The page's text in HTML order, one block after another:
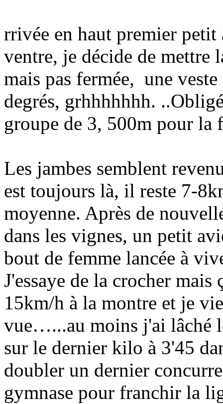
rrivée en haut premier
ventre, je décide de mettre
mais pas fermée, une
degrés, grhhhhhhh.
groupe de 3, 500m pour la
Les jambes semblent
est toujours là, il reste 7-
moyenne. Après de
dans les vignes, un petit
bout de femme lancée à
J'essaye de la crocher
15km/h à la montre et je
vue…...au moins j'ai lâché
sur le dernier kilo à 3'45
doubler un dernier
gymnase pour franchir la